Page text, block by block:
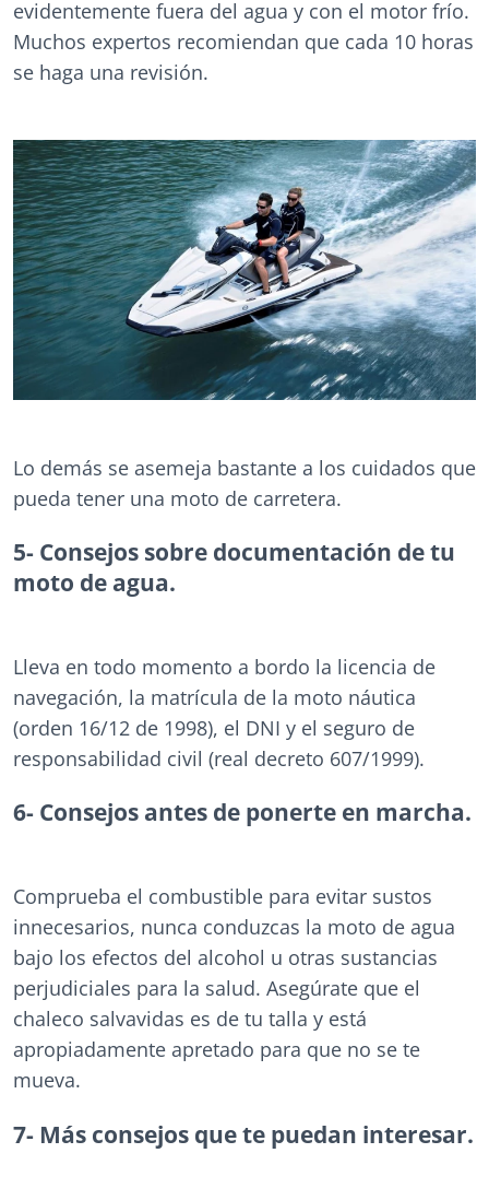
evidentemente fuera del agua y con el motor frío.
Muchos expertos recomiendan que cada 10 horas
se haga una revisión.
Lo demás se asemeja bastante a los cuidados que
pueda tener una moto de carretera.
5- Consejos sobre documentación de tu
moto de agua.
Lleva en todo momento a bordo la licencia de
navegación, la matrícula de la moto náutica
(orden 16/12 de 1998), el DNI y el seguro de
responsabilidad civil (real decreto 607/1999).
6- Consejos antes de ponerte en marcha.
Comprueba el combustible para evitar sustos
innecesarios, nunca conduzcas la moto de agua
bajo los efectos del alcohol u otras sustancias
perjudiciales para la salud. Asegúrate que el
chaleco salvavidas es de tu talla y está
apropiadamente apretado para que no se te
mueva.
7- Más consejos que te puedan interesar.